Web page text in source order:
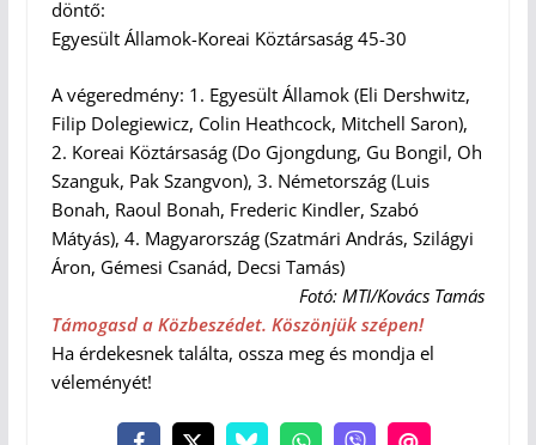
döntő:
Egyesült Államok-Koreai Köztársaság 45-30
A végeredmény: 1. Egyesült Államok (Eli Dershwitz,
Filip Dolegiewicz, Colin Heathcock, Mitchell Saron),
2. Koreai Köztársaság (Do Gjongdung, Gu Bongil, Oh
Szanguk, Pak Szangvon), 3. Németország (Luis
Bonah, Raoul Bonah, Frederic Kindler, Szabó
Mátyás), 4. Magyarország (Szatmári András, Szilágyi
Áron, Gémesi Csanád, Decsi Tamás)
Fotó: MTI/Kovács Tamás
Támogasd a Közbeszédet. Köszönjük szépen!
Ha érdekesnek találta, ossza meg és mondja el
véleményét!